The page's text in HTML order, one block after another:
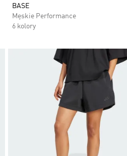
BASE
Męskie Performance
6 kolory
Dodaj do listy życzeń